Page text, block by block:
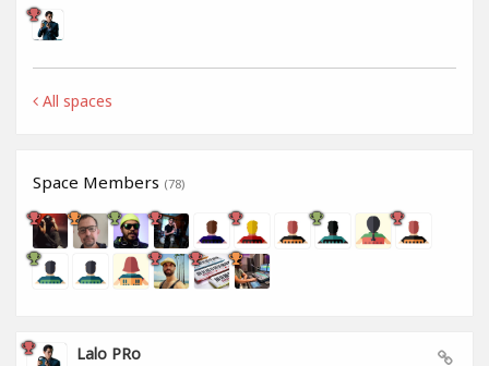
All spaces
Space Members (78)
Lalo PRo